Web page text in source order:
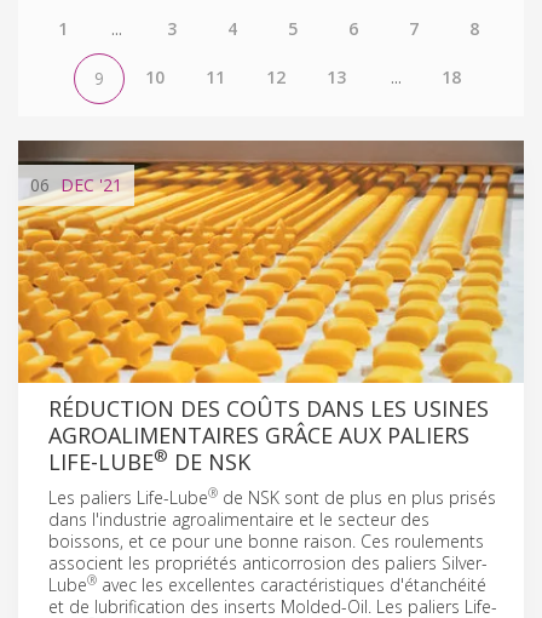
1 ... 3 4 5 6 7 8
9 10 11 12 13 ... 18
06 DEC'21
RÉDUCTION DES COÛTS DANS LES USINES
AGROALIMENTAIRES GRÂCE AUX PALIERS
LIFE-LUBE® DE NSK
Les paliers Life-Lube® de NSK sont de plus en plus prisés
dans l'industrie agroalimentaire et le secteur des
boissons, et ce pour une bonne raison. Ces roulements
associent les propriétés anticorrosion des paliers Silver-
Lube® avec les excellentes caractéristiques d'étanchéité
et de lubrification des inserts Molded-Oil. Les paliers Life-